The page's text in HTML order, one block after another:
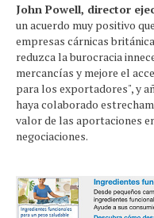
John Powell, director
un acuerdo muy positivo
empresas cárnicas
reduzca la burocracia
mercancías y mejore el
para los exportadores", y
haya colaborado
valor de las aportaciones
negociaciones.